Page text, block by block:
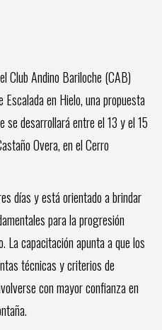
Club Andino Bariloche (CAB)
en Hielo, una propuesta
se desarrollará entre el 13 y el 15
Overa, en el Cerro
días y está orientado a brindar
para la progresión
La capacitación apunta a que los
técnicas y criterios de
con mayor confianza en